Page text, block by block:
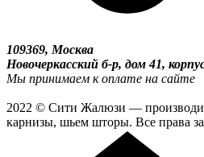
109369, Москва
Новочеркасский б-р, дом 41,
Мы принимаем к оплате на сайте
2022 © Сити Жалюзи —
карнизы, шьем шторы. Все права